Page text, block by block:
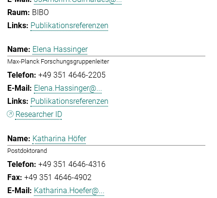
BIBO
Publikationsreferenzen
Elena Hassinger
Max-Planck Forschungsgruppenleiter
+49 351 4646-2205
Elena.Hassinger@...
Publikationsreferenzen
Researcher ID
Katharina Höfer
Postdoktorand
+49 351 4646-4316
+49 351 4646-4902
Katharina.Hoefer@...